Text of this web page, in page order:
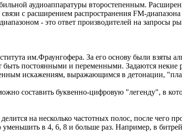
аудиоаппаратуры второстепенным.
с расширением распространения FM-
- это ответ производителей на запросы
им.Фраунгофера. За его основу были взяты
быть постоянными и переменными. Задаются
искажениям, выражающимся в детонации,
составить буквенно-цифровую "легенду", в
на несколько частотных полос, после чего
в 4, 6, 8 и больше раз. Например, в